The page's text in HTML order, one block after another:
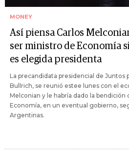
MONEY
Así piensa Carlos
ser ministro de Economía
es elegida presidenta
La precandidata presidencial de Juntos
Bullrich, se reunió estee lunes con el
Melconian y le habría dado la
Economía, en un eventual gobierno,
Argentinas.